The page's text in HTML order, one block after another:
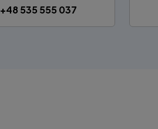
+48 535 555 037